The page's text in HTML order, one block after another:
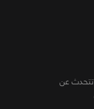
تتحدث عن